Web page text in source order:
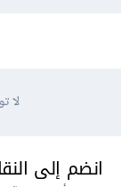
لا
انضم إلى